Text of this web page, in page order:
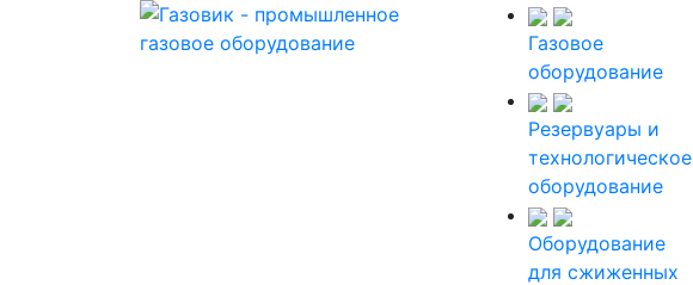
Газовое
оборудование
Резервуары и
технологическое
оборудование
Оборудование
для сжиженных